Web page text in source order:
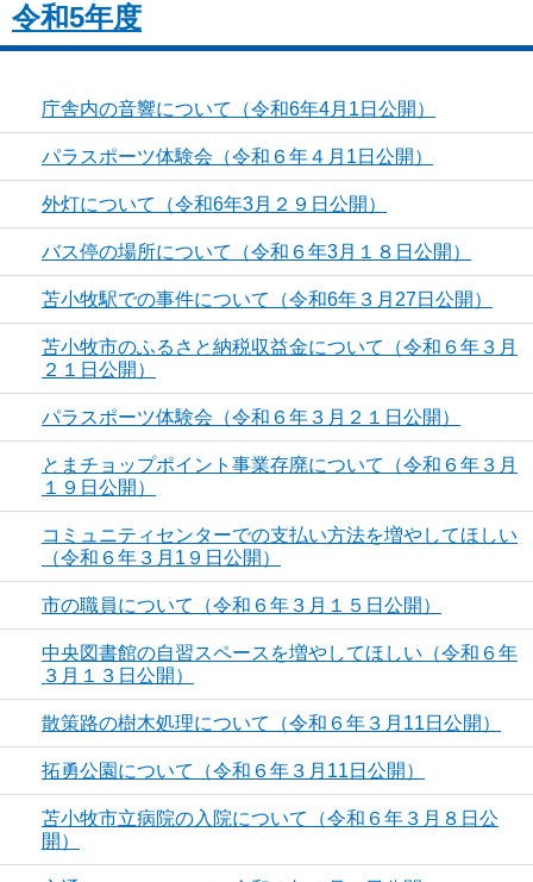
令和5年度
庁舎内の音響について（令和6年4月1日公開）
パラスポーツ体験会（令和６年４月1日公開）
外灯について（令和6年3月２９日公開）
バス停の場所について（令和６年3月１８日公開）
苫小牧駅での事件について（令和6年３月27日公開）
苫小牧市のふるさと納税収益金について（令和６年３月
２１日公開）
パラスポーツ体験会（令和６年３月２１日公開）
とまチョップポイント事業存廃について（令和６年３月
１９日公開）
コミュニティセンターでの支払い方法を増やしてほしい
（令和６年３月1９日公開）
市の職員について（令和６年３月１５日公開）
中央図書館の自習スペースを増やしてほしい（令和６年
３月１３日公開）
散策路の樹木処理について（令和６年３月11日公開）
拓勇公園について（令和６年３月11日公開）
苫小牧市立病院の入院について（令和６年３月８日公
開）